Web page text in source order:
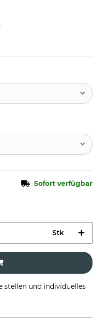
Sofort verfügbar
Stk
stellen und individuelles